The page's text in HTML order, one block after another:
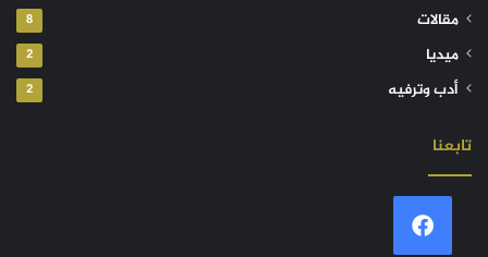
مقالات 8
ميديا 2
أدب وترفيه 2
تابعنا